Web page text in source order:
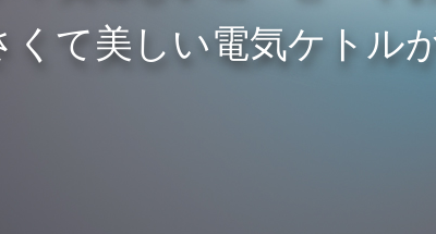
くて美しい電気ケトル